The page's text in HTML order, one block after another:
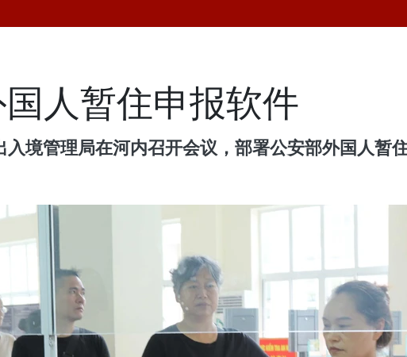
人暂住申报软件
入境管理局在河内召开会议，部署公安部外国人暂